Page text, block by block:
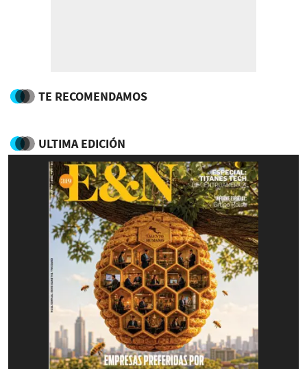
TE RECOMENDAMOS
ULTIMA EDICIÓN